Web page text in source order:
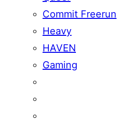
Commit Freerun
Heavy
HAVEN
Gaming